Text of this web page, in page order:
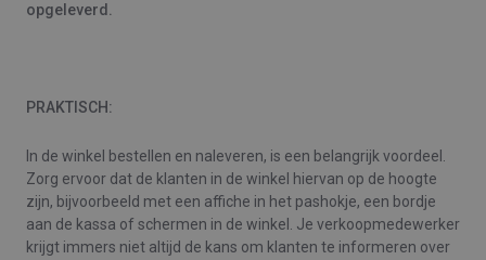
opgeleverd.
PRAKTISCH:
In de winkel bestellen en naleveren, is een belangrijk voordeel.
Zorg ervoor dat de klanten in de winkel hiervan op de hoogte
zijn, bijvoorbeeld met een affiche in het pashokje, een bordje
aan de kassa of schermen in de winkel. Je verkoopmedewerker
krijgt immers niet altijd de kans om klanten te informeren over